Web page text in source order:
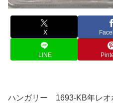
X
LINE
ハンガリー 1693-KB年レオ